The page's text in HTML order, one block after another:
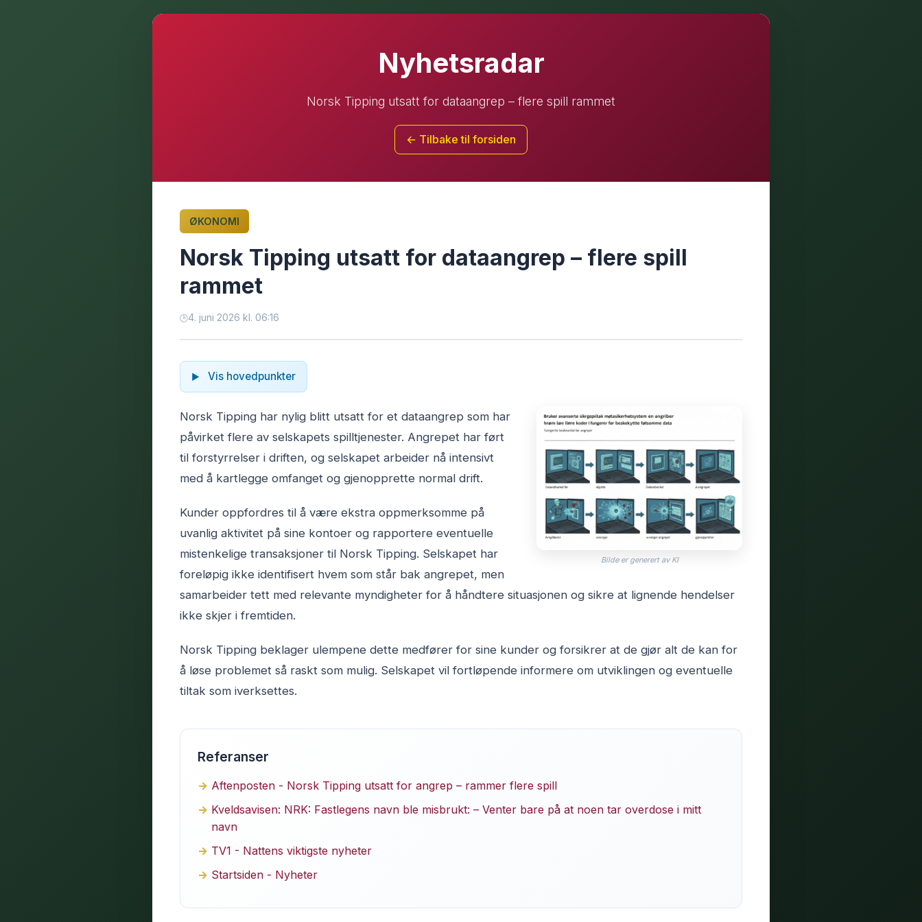
Nyhetsradar
Norsk Tipping utsatt for dataangrep – flere spill rammet
← Tilbake til forsiden
ØKONOMI
Norsk Tipping utsatt for dataangrep – flere spill
rammet
4. juni 2026 kl. 06:16
Vis hovedpunkter
Bilde er generert av KI
Norsk Tipping har nylig blitt utsatt for et dataangrep som har
påvirket flere av selskapets spilltjenester. Angrepet har ført
til forstyrrelser i driften, og selskapet arbeider nå intensivt
med å kartlegge omfanget og gjenopprette normal drift.
Kunder oppfordres til å være ekstra oppmerksomme på
uvanlig aktivitet på sine kontoer og rapportere eventuelle
mistenkelige transaksjoner til Norsk Tipping. Selskapet har
foreløpig ikke identifisert hvem som står bak angrepet, men
samarbeider tett med relevante myndigheter for å håndtere situasjonen og sikre at lignende hendelser
ikke skjer i fremtiden.
Norsk Tipping beklager ulempene dette medfører for sine kunder og forsikrer at de gjør alt de kan for
å løse problemet så raskt som mulig. Selskapet vil fortløpende informere om utviklingen og eventuelle
tiltak som iverksettes.
Referanser
Aftenposten - Norsk Tipping utsatt for angrep – rammer flere spill
Kveldsavisen: NRK: Fastlegens navn ble misbrukt: – Venter bare på at noen tar overdose i mitt
navn
TV1 - Nattens viktigste nyheter
Startsiden - Nyheter